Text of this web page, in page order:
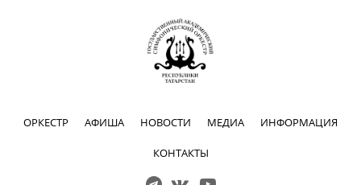
ОРКЕСТР АФИША НОВОСТИ МЕДИА ИНФОРМАЦИЯ
КОНТАКТЫ